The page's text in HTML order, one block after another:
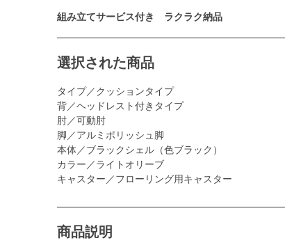
組み立てサービス付き ラクラク納品
選択された商品
タイプ／クッションタイプ
背／ヘッドレスト付きタイプ
肘／可動肘
脚／アルミポリッシュ脚
本体／ブラックシェル（色ブラック）
カラー／ライトオリーブ
キャスター／フローリング用キャスター
商品説明